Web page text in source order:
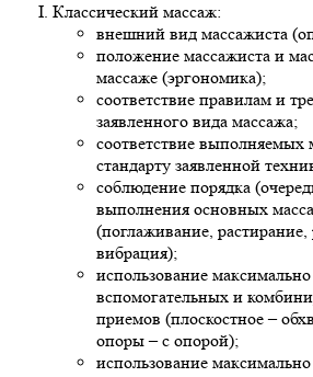
Классический массаж:
внешний вид массажиста
положение массажиста и
массаже (эргономика);
соответствие правилам и
заявленного вида массажа;
соответствие
стандарту заявленной
соблюдение порядка
выполнения основных
(поглаживание, растирание,
вибрация);
использование
вспомогательных и
приемов (плоскостное –
опоры – с опорой);
использование